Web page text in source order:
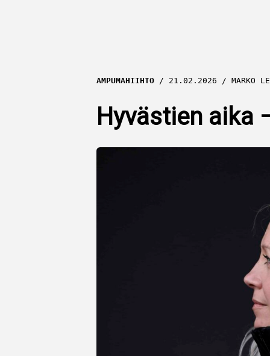
AMPUMAHIIHTO 21.02.2026 MARKO
Hyvästien aika